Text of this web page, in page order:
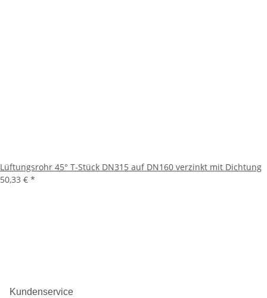
Lüftungsrohr 45° T-Stück DN315 auf DN160 verzinkt mit Dichtung
50,33 € *
Kundenservice